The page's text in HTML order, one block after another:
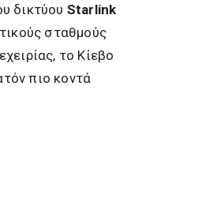
δικτύου Starlink
σταθμούς
το Κίεβο
πιο κοντά